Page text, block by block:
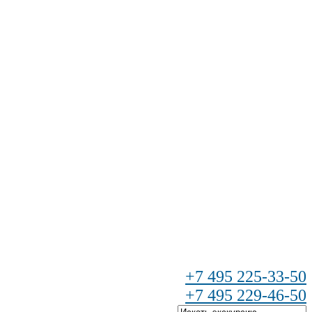
+7 495 225-33-50
+7 495 229-46-50